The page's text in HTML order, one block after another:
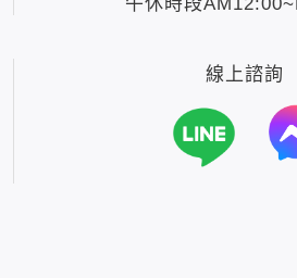
線上諮詢